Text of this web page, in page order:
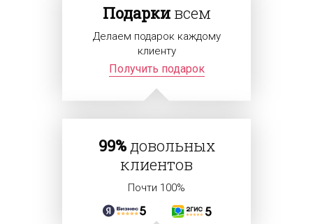
Подаркивсем
Делаем подарок каждому
клиенту
Получить подарок
99%довольных
клиентов
Почти 100%